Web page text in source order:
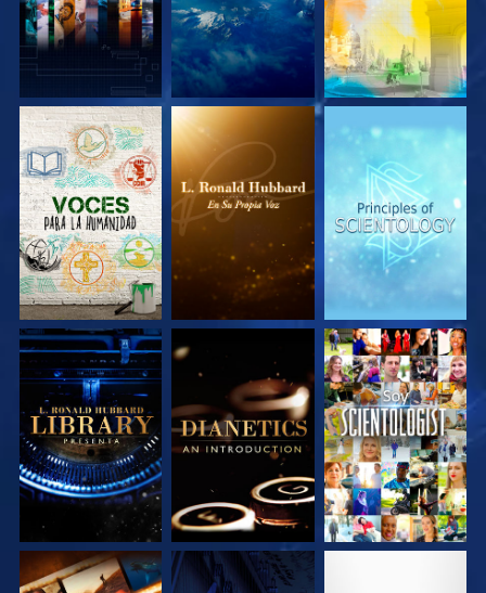
EXPLORA LAS
SERIES
EXPLORA LAS
SERIES
EXPLORA LAS
SERIES
EXPLORA LAS
SERIES
EXPLORA LAS
SERIES
VE